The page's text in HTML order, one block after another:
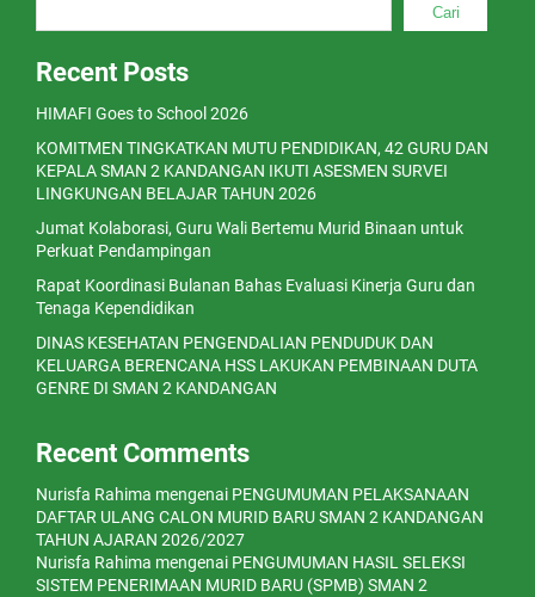
Cari
Recent Posts
HIMAFI Goes to School 2026
KOMITMEN TINGKATKAN MUTU PENDIDIKAN, 42 GURU DAN
KEPALA SMAN 2 KANDANGAN IKUTI ASESMEN SURVEI
LINGKUNGAN BELAJAR TAHUN 2026
Jumat Kolaborasi, Guru Wali Bertemu Murid Binaan untuk
Perkuat Pendampingan
Rapat Koordinasi Bulanan Bahas Evaluasi Kinerja Guru dan
Tenaga Kependidikan
DINAS KESEHATAN PENGENDALIAN PENDUDUK DAN
KELUARGA BERENCANA HSS LAKUKAN PEMBINAAN DUTA
GENRE DI SMAN 2 KANDANGAN
Recent Comments
Nurisfa Rahima mengenai PENGUMUMAN PELAKSANAAN
DAFTAR ULANG CALON MURID BARU SMAN 2 KANDANGAN
TAHUN AJARAN 2026/2027
Nurisfa Rahima mengenai PENGUMUMAN HASIL SELEKSI
SISTEM PENERIMAAN MURID BARU (SPMB) SMAN 2